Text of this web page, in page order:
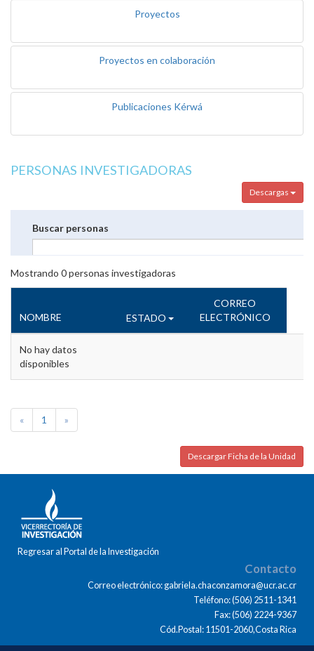
Proyectos
Proyectos en colaboración
Publicaciones Kérwá
PERSONAS INVESTIGADORAS
Descargas
Buscar personas
Mostrando 0personas investigadoras
NOMBRE ESTADO
CORREO
ELECTRÓNICO
No hay datos
disponibles
« 1 »
Descargar Ficha de la Unidad
Regresar al Portal de la Investigación
Contacto
Correo electrónico: gabriela.chaconzamora@ucr.ac.cr
Teléfono: (506) 2511-1341
Fax: (506) 2224-9367
Cód.Postal: 11501-2060,Costa Rica